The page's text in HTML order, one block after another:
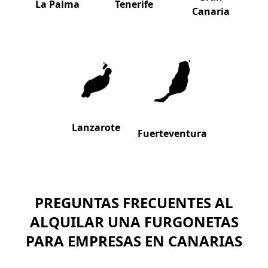
La Palma Tenerife
Canaria
Lanzarote Fuerteventura
PREGUNTAS FRECUENTES AL
ALQUILAR UNA FURGONETAS
PARA EMPRESAS EN CANARIAS